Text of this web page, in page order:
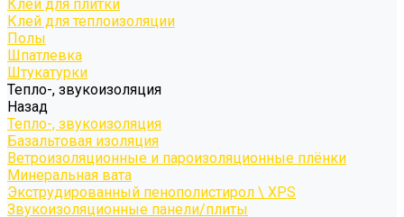
Клей для плитки
Клей для теплоизоляции
Полы
Шпатлевка
Штукатурки
Тепло-, звукоизоляция
Назад
Тепло-, звукоизоляция
Базальтовая изоляция
Ветроизоляционные и пароизоляционные плёнки
Минеральная вата
Экструдированный пенополистирол \ XPS
Звукоизоляционные панели/плиты